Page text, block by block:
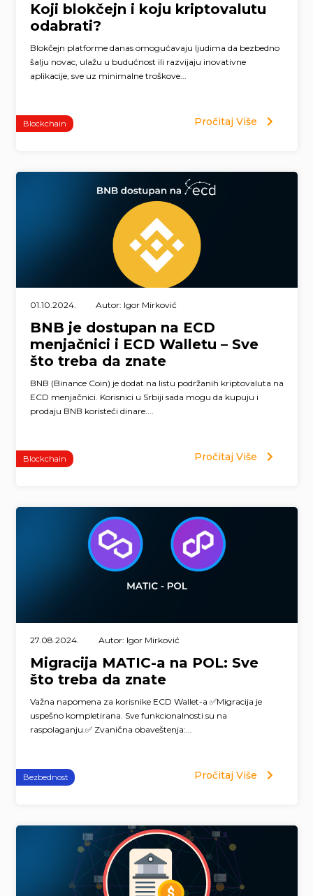
Koji blokčejn i koju kriptovalutu
odabrati?
Blokčejn platforme danas omogućavaju ljudima da bezbedno
šalju novac, ulažu u budućnost ili razvijaju inovativne
aplikacije, sve uz minimalne troškove...
Blockchain Pročitaj Više
01.10.2024. Autor: Igor Mirković
BNB je dostupan na ECD
menjačnici i ECD Walletu – Sve
što treba da znate
BNB (Binance Coin) je dodat na listu podržanih kriptovaluta na
ECD menjačnici. Korisnici u Srbiji sada mogu da kupuju i
prodaju BNB koristeći dinare....
Blockchain Pročitaj Više
27.08.2024. Autor: Igor Mirković
Migracija MATIC-a na POL: Sve
što treba da znate
Važna napomena za korisnike ECD Wallet-a ✅Migracija je
uspešno kompletirana. Sve funkcionalnosti su na
raspolaganju.✅ Zvanična obaveštenja:...
Bezbednost Pročitaj Više